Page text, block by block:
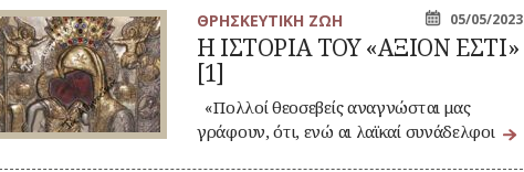
ΘΡΗΣΚΕΥΤΙΚΗ ΖΩΗ 05/05/2023
Η ΙΣΤΟΡΙΑ ΤΟΥ «ΑΞΙΟΝ ΕΣΤΙ»
[1]
«Πολλοί θεοσεβείς αναγνώσται μας
γράφουν, ότι, ενώ αι λαϊκαί συνάδελφοι